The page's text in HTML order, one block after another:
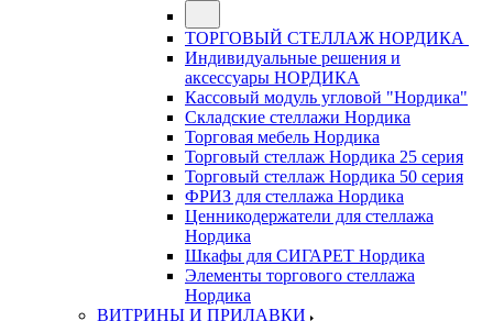
ТОРГОВЫЙ СТЕЛЛАЖ НОРДИКА
Индивидуальные решения и
аксессуары НОРДИКА
Кассовый модуль угловой "Нордика"
Складские стеллажи Нордика
Торговая мебель Нордика
Торговый стеллаж Нордика 25 серия
Торговый стеллаж Нордика 50 серия
ФРИЗ для стеллажа Нордика
Ценникодержатели для стеллажа
Нордика
Шкафы для СИГАРЕТ Нордика
Элементы торгового стеллажа
Нордика
ВИТРИНЫ И ПРИЛАВКИ